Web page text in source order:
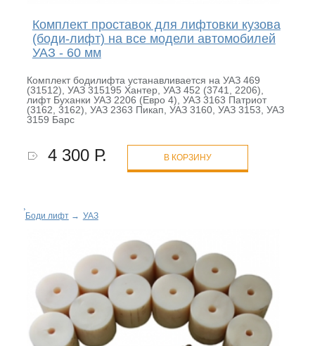
Комплект проставок для лифтовки кузова
(боди-лифт) на все модели автомобилей
УАЗ - 60 мм
Комплект бодилифта устанавливается на УАЗ 469
(31512), УАЗ 315195 Хантер, УАЗ 452 (3741, 2206),
лифт Буханки УАЗ 2206 (Евро 4), УАЗ 3163 Патриот
(3162, 3162), УАЗ 2363 Пикап, УАЗ 3160, УАЗ 3153, УАЗ
3159 Барс
4 300 Р. В КОРЗИНУ
Боди лифт→ УАЗ